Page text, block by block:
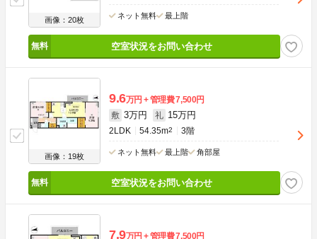
画像：20枚
ネット無料 最上階
空室状況をお問い合わせ
画像：19枚
9.6万円 管理費7,500円
敷 3万円 礼 15万円
2LDK 54.35m2 3階
ネット無料 最上階 角部屋
空室状況をお問い合わせ
7.9万円 管理費7,500円